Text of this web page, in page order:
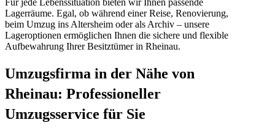
Lagerräume. Egal, ob während einer Reise, Renovierung,
beim Umzug ins Altersheim oder als Archiv – unsere
Lageroptionen ermöglichen Ihnen die sichere und flexible
Aufbewahrung Ihrer Besitztümer in Rheinau.
Umzugsfirma in der Nähe von
Rheinau: Professioneller
Umzugsservice für Sie